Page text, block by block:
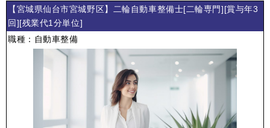
【宮城県仙台市宮城野区】二輪自動車整備士[二輪専門][賞与年3
回][残業代1分単位]
職種：自動車整備